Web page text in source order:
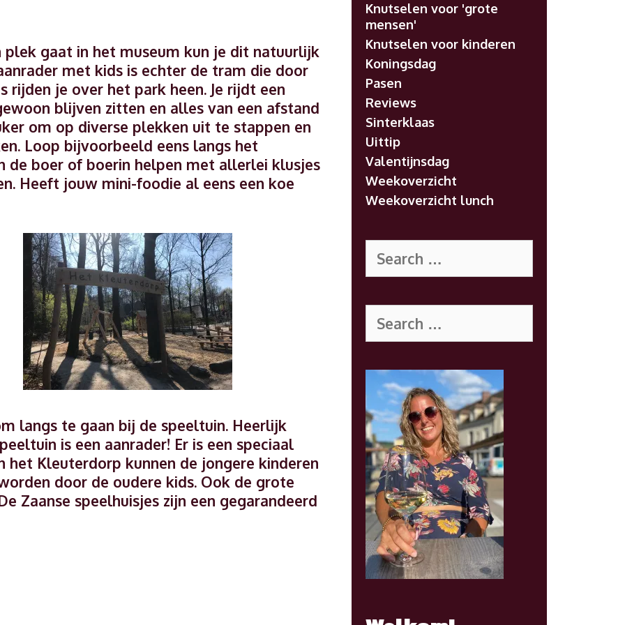
plek gaat in het museum kun je dit natuurlijk
met kids is echter de tram die door
je over het park heen. Je rijdt een
blijven zitten en alles van een afstand
om op diverse plekken uit te stappen en
Loop bijvoorbeeld eens langs het
de boer of boerin helpen met allerlei klusjes
Heeft jouw mini-foodie al eens een koe
langs te gaan bij de speeltuin. Heerlijk
is een aanrader! Er is een speciaal
Kleuterdorp kunnen de jongere kinderen
door de oudere kids. Ook de grote
Zaanse speelhuisjes zijn een gegarandeerd
Knutselen voor 'grote
mensen'
Knutselen voor kinderen
Koningsdag
Pasen
Reviews
Sinterklaas
Uittip
Valentijnsdag
Weekoverzicht
Weekoverzicht lunch
for:
for: